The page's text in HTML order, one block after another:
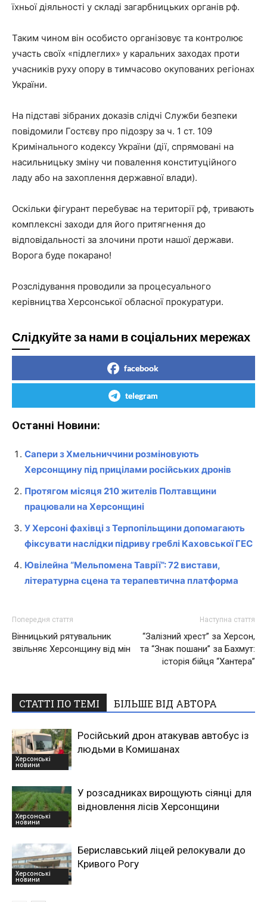
їхньої діяльності у складі загарбницьких органів рф.
Таким чином він особисто організовує та контролює
участь своїх «підлеглих» у каральних заходах проти
учасників руху опору в тимчасово окупованих регіонах
України.
На підставі зібраних доказів слідчі Служби безпеки
повідомили Гостєву про підозру за ч. 1 ст. 109
Кримінального кодексу України (дії, спрямовані на
насильницьку зміну чи повалення конституційного
ладу або на захоплення державної влади).
Оскільки фігурант перебуває на території рф, тривають
комплексні заходи для його притягнення до
відповідальності за злочини проти нашої держави.
Ворога буде покарано!
Розслідування проводили за процесуального
керівництва Херсонської обласної прокуратури.
Слідкуйте за нами в соціальних мережах
facebook
telegram
Останні Новини:
Сапери з Хмельниччини розміновують
Херсонщину під прицілами російських дронів
Протягом місяця 210 жителів Полтавщини
працювали на Херсонщині
У Херсоні фахівці з Терпопільщини допомагають
фіксувати наслідки підриву греблі Каховської ГЕС
Ювілейна “Мельпомена Таврії”: 72 вистави,
літературна сцена та терапевтична платформа
Попередня стаття
Вінницький рятувальник
звільняє Херсонщину від мін
Наступна стаття
“Залізний хрест” за Херсон,
та “Знак пошани” за Бахмут:
історія бійця “Хантера”
СТАТТІ ПО ТЕМІ БІЛЬШЕ ВІД АВТОРА
Херсонські
новини
Російський дрон атакував автобус із
людьми в Комишанах
Херсонські
новини
У розсадниках вирощують сіянці для
відновлення лісів Херсонщини
Херсонські
новини
Бериславський ліцей релокували до
Кривого Рогу